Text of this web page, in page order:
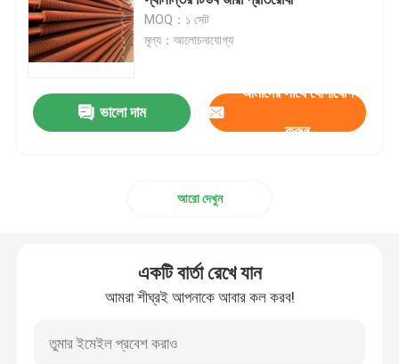
সর্পিল ফিন টিউব
এক্সট্রুড ফিন টিউব
সুপারহিটার এবং রিহিটার
MOQ：১ সেট
মূল্য：আলোচনাযোগ্য
ভালো দাম
আমাদের সাথে যোগাযোগ
করুন
আরো দেখুন
একটি বার্তা রেখে যান
আমরা শীঘ্রই আপনাকে আবার কল করব!